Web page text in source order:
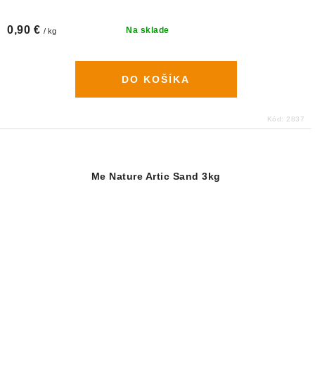
Na sklade
0,90 € / kg
DO KOŠÍKA
Kód: 2837
Me Nature Artic Sand 3kg